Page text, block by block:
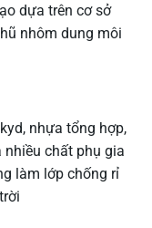
dựa trên cơ sở
nhôm dung môi
nhựa tổng hợp,
chất phụ gia
làm lớp chống rỉ